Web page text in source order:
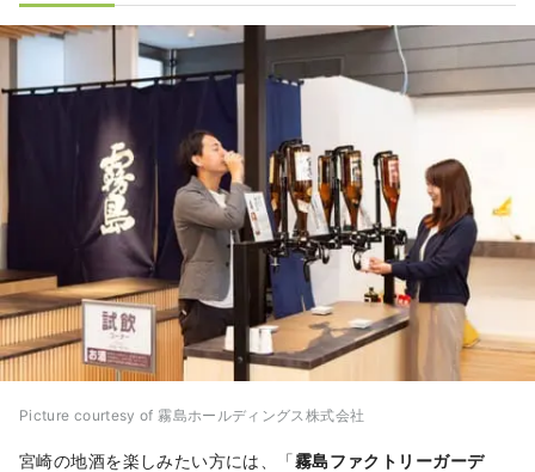
Picture courtesy of 霧島ホールディングス株式会社
宮崎の地酒を楽しみたい方には、「霧島ファクトリーガーデ